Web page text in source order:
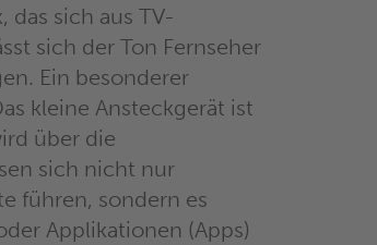
das sich aus TV-
sich der Ton Fernseher
Ein besonderer
kleine Ansteckgerät ist
über die
sich nicht nur
führen, sondern es
Applikationen (Apps)